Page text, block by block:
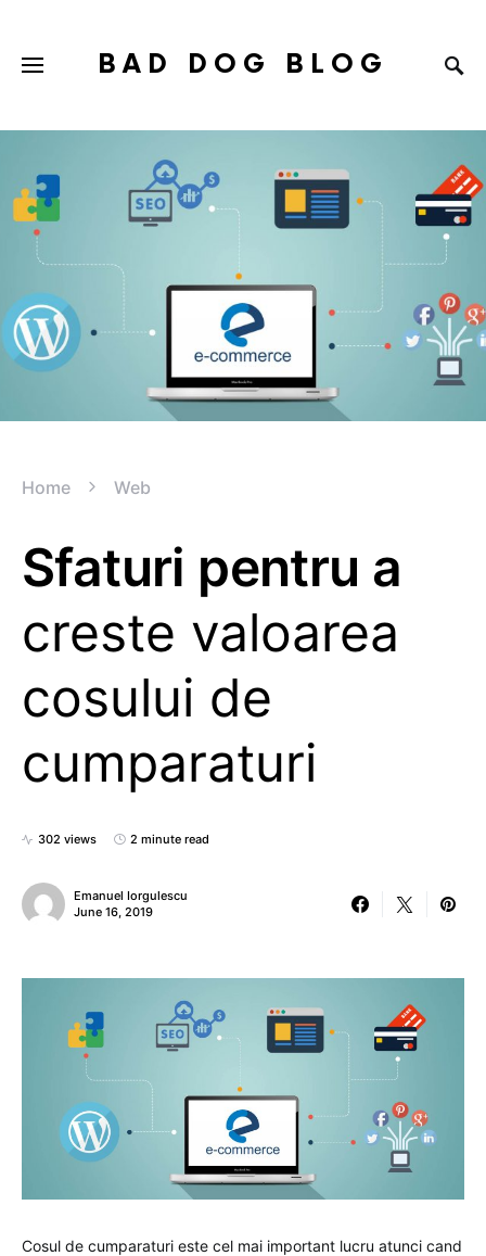
BAD DOG BLOG
Home Web
Sfaturi pentru a
creste valoarea
cosului de
cumparaturi
302 views 2 minute read
Emanuel Iorgulescu
June 16, 2019
Cosul de cumparaturi este cel mai important lucru atunci cand